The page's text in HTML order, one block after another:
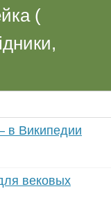
(
в Википедии
вековых